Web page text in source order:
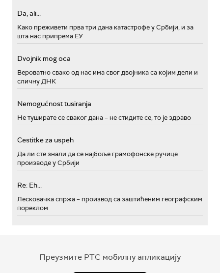
Da, ali...
Како преживети прва три дана катастрофе у Србији, и за
шта нас припрема ЕУ
Dvojnik mog oca
Вероватно свако од нас има свог двојника са којим дели и
сличну ДНК
Nemogućnost tusiranja
Не туширате се сваког дана – не стидите се, то је здраво
Cestitke za uspeh
Да ли сте знали да се најбоље грамофонске ручице
производе у Србији
Re: Eh...
Лесковачка спржа – производ са заштићеним географским
пореклом
Преузмите РТС мобилну апликацију